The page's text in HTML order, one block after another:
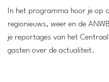
In het programma hoor je op
regionieuws, weer en de
je reportages van het
gasten over de actualiteit.